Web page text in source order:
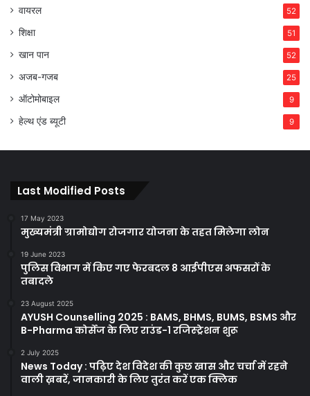
वायरल 52
शिक्षा 51
खान पान 52
अजब-गजब 25
ऑटोमोबाइल 9
हेल्थ एंड ब्यूटी 9
Last Modified Posts
17 May 2023
मुख्यमंत्री ग्रामोद्योग रोजगार योजना के तहत मिलेगा लोन
19 June 2023
पुलिस विभाग में किए गए फेरबदल 8 आईपीएस अफसरों के
तबादले
23 August 2025
AYUSH Counselling 2025 : BAMS, BHMS, BUMS, BSMS और
B-Pharma कोर्सेज के लिए राउंड-1 रजिस्ट्रेशन शुरू
2 July 2025
News Today : पढ़िए देश विदेश की कुछ खास और चर्चा में रहने
वाली ख़बरें, जानकारी के लिए तुरंत करें एक क्लिक